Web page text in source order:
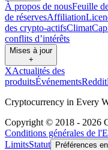
À propos de nousFeuille
de réservesAffiliation
des crypto-actifsClimat
conflits d’intérêts
Mises à jour
+
XActualités des
produitsÉvénementsReddit
Cryptocurrency in Every
Copyright © 2018 - 2026
Conditions générales de
LimitsStatut Préférences